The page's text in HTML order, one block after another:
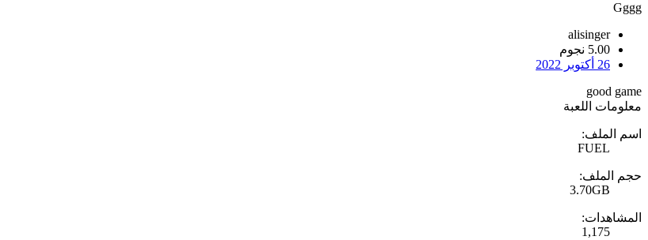
Gggg
alisinger
5.00 نجوم
26 أكتوبر 2022
good game
معلومات اللعبة
اسم الملف:
FUEL
حجم الملف:
3.70GB
المشاهدات:
1,175